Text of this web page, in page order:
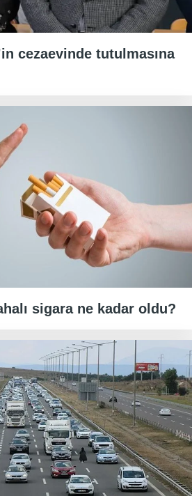
cezaevinde tutulmasına
sigara ne kadar oldu?